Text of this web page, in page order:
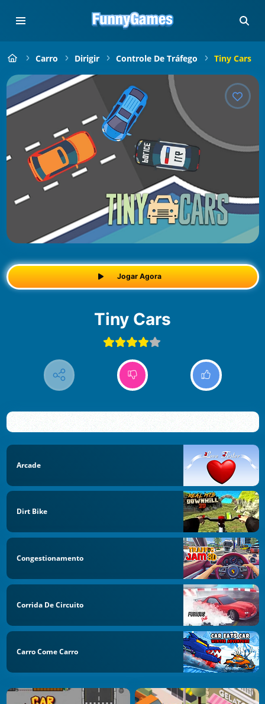
Carro Dirigir Controle De Tráfego Tiny Cars
Jogar Agora
Tiny Cars
Arcade
Dirt Bike
Congestionamento
Corrida De Circuito
Carro Come Carro